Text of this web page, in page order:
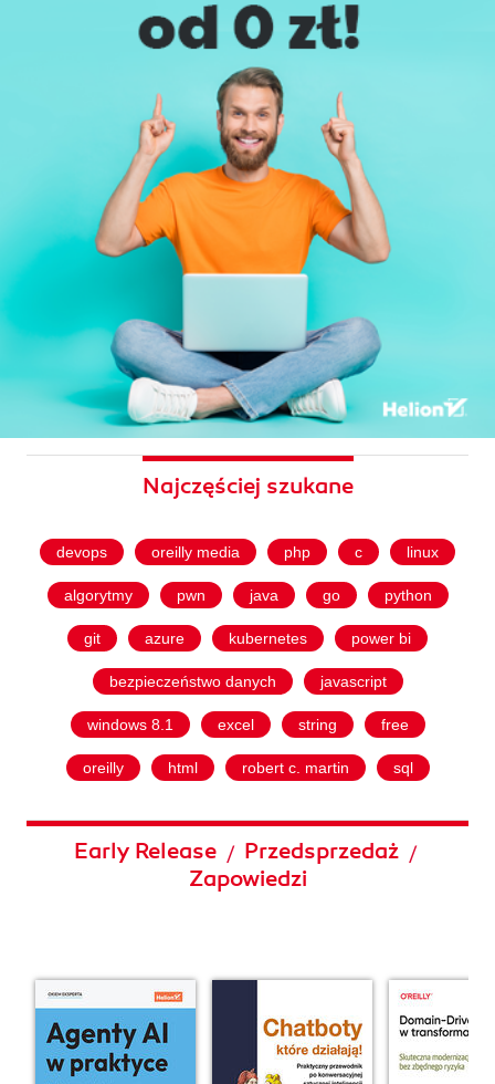
Najczęściej szukane
devops oreilly media php c linux
algorytmy pwn java go python
git azure kubernetes power bi
bezpieczeństwo danych javascript
windows 8.1 excel string free
oreilly html robert c. martin sql
Early Release / Przedsprzedaż /
Zapowiedzi